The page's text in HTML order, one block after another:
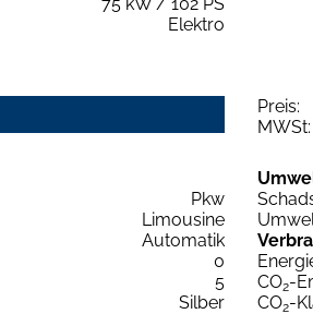
Elektro
Preis:
MWSt:
Pkw
Limousine
Automatik
0
5
Silber
CO2-
CO2-